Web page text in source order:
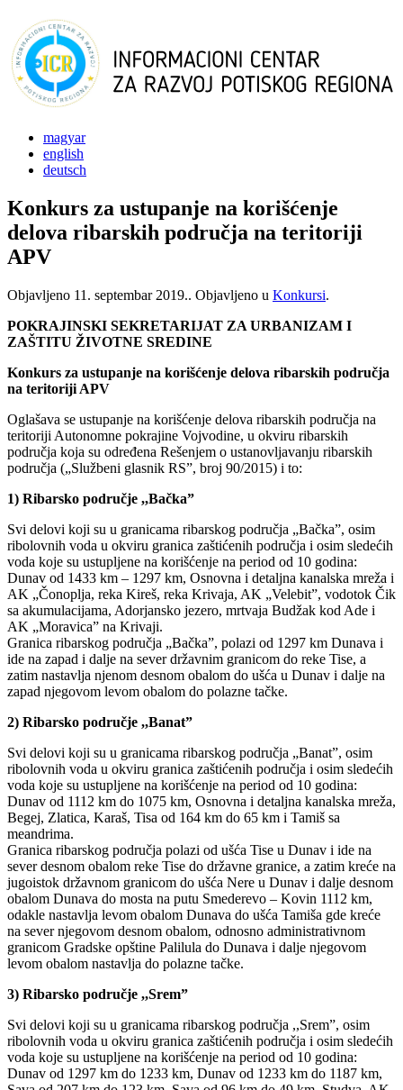
magyar
english
deutsch
Konkurs za ustupanje na korišćenje
delova ribarskih područja na teritoriji
APV
Objavljeno 11. septembar 2019.. Objavljeno u Konkursi.
POKRAJINSKI SEKRETARIJAT ZA URBANIZAM I
ZAŠTITU ŽIVOTNE SREDINE
Konkurs za ustupanje na korišćenje delova ribarskih područja
na teritoriji APV
Oglašava se ustupanje na korišćenje delova ribarskih područja na
teritoriji Autonomne pokrajine Vojvodine, u okviru ribarskih
područja koja su određena Rešenjem o ustanovljavanju ribarskih
područja („Službeni glasnik RS”, broj 90/2015) i to:
1) Ribarsko područje ,,Bačka”
Svi delovi koji su u granicama ribarskog područja „Bačka”, osim
ribolovnih voda u okviru granica zaštićenih područja i osim sledećih
voda koje su ustupljene na korišćenje na period od 10 godina:
Dunav od 1433 km – 1297 km, Osnovna i detaljna kanalska mreža i
AK „Čonoplja, reka Kireš, reka Krivaja, AK „Velebit”, vodotok Čik
sa akumulacijama, Adorjansko jezero, mrtvaja Budžak kod Ade i
AK „Moravica” na Krivaji.
Granica ribarskog područja „Bačka”, polazi od 1297 km Dunava i
ide na zapad i dalje na sever državnim granicom do reke Tise, a
zatim nastavlja njenom desnom obalom do ušća u Dunav i dalje na
zapad njegovom levom obalom do polazne tačke.
2) Ribarsko područje ,,Banat”
Svi delovi koji su u granicama ribarskog područja „Banat”, osim
ribolovnih voda u okviru granica zaštićenih područja i osim sledećih
voda koje su ustupljene na korišćenje na period od 10 godina:
Dunav od 1112 km do 1075 km, Osnovna i detaljna kanalska mreža,
Begej, Zlatica, Karaš, Tisa od 164 km do 65 km i Tamiš sa
meandrima.
Granica ribarskog područja polazi od ušća Tise u Dunav i ide na
sever desnom obalom reke Tise do državne granice, a zatim kreće na
jugoistok državnom granicom do ušća Nere u Dunav i dalje desnom
obalom Dunava do mosta na putu Smederevo – Kovin 1112 km,
odakle nastavlja levom obalom Dunava do ušća Tamiša gde kreće
na sever njegovom desnom obalom, odnosno administrativnom
granicom Gradske opštine Palilula do Dunava i dalje njegovom
levom obalom nastavlja do polazne tačke.
3) Ribarsko područje ,,Srem”
Svi delovi koji su u granicama ribarskog područja ,,Srem”, osim
ribolovnih voda u okviru granica zaštićenih područja i osim sledećih
voda koje su ustupljene na korišćenje na period od 10 godina:
Dunav od 1297 km do 1233 km, Dunav od 1233 km do 1187 km,